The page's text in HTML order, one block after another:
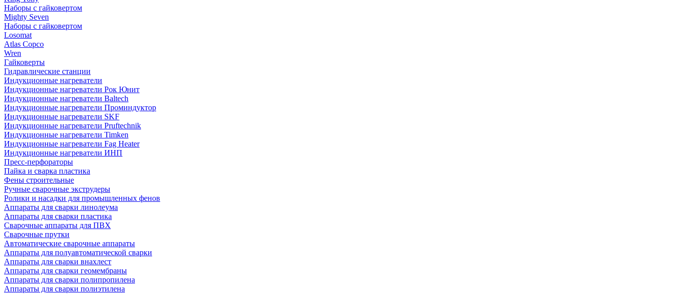
Наборы с гайковертом
Mighty Seven
Наборы с гайковертом
Losomat
Atlas Copco
Wren
Гайковерты
Гидравлические станции
Индукционные нагреватели
Индукционные нагреватели Рок Юнит
Индукционные нагреватели Baltech
Индукционные нагреватели Проминдуктор
Индукционные нагреватели SKF
Индукционные нагреватели Pruftechnik
Индукционные нагреватели Timken
Индукционные нагреватели Fag Heater
Индукционные нагреватели ИНП
Пресс-перфораторы
Пайка и сварка пластика
Фены строительные
Ручные сварочные экструдеры
Ролики и насадки для промышленных фенов
Аппараты для сварки линолеума
Аппараты для сварки пластика
Сварочные аппараты для ПВХ
Сварочные прутки
Автоматические сварочные аппараты
Аппараты для полуавтоматической сварки
Аппараты для сварки внахлест
Аппараты для сварки геомембраны
Аппараты для сварки полипропилена
Аппараты для сварки полиэтилена